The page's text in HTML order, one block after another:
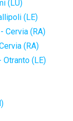
(LU)
(LE)
Cervia (RA)
(RA)
Otranto (LE)